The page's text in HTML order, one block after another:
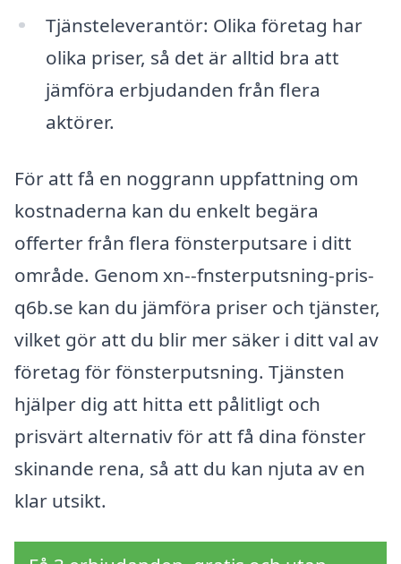
Tjänsteleverantör: Olika företag har
olika priser, så det är alltid bra att
jämföra erbjudanden från flera
aktörer.
För att få en noggrann uppfattning om
kostnaderna kan du enkelt begära
offerter från flera fönsterputsare i ditt
område. Genom xn--fnsterputsning-pris-
q6b.se kan du jämföra priser och tjänster,
vilket gör att du blir mer säker i ditt val av
företag för fönsterputsning. Tjänsten
hjälper dig att hitta ett pålitligt och
prisvärt alternativ för att få dina fönster
skinande rena, så att du kan njuta av en
klar utsikt.